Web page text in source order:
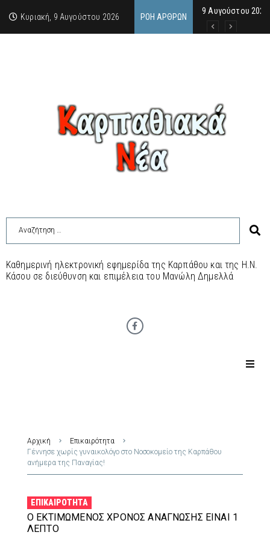
Κυριακή, 9 Αυγούστου 2026 ΡΟΉ ΆΡΘΡΩΝ
9 Αυγούστου
Μιχαέλα Σαρρή:
Από την Πάρο, μια
Καθημερινή ηλεκτρονική εφημερίδα της Καρπάθου και της Η.Ν.
Κάσου σε διεύθυνση και επιμέλεια του Μανώλη Δημελλά
Αρχική
Επικαιρότητα
Γέννησε χωρίς γυναικολόγο στο Νοσοκομείο της Καρπάθου
ανήμερα της Παναγίας!
ΕΠΙΚΑΙΡΌΤΗΤΑ
Ο ΕΚΤΙΜΏΜΕΝΟΣ ΧΡΌΝΟΣ ΑΝΆΓΝΩΣΗΣ ΕΊΝΑΙ 1
ΛΕΠΤΌ